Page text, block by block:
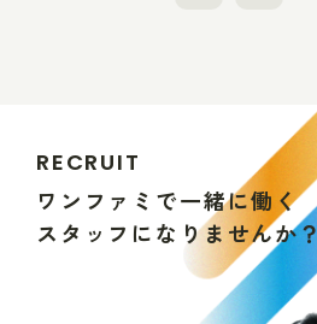
RECRUIT
ワ ン フ ァ ミ で一緒に働 く
ス タ ッ フ にな りま せんか？